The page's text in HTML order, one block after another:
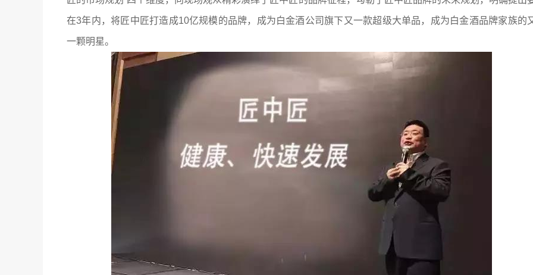
在3年内，将匠中匠打造成10亿规模的品牌，成为白金酒公司旗下又一款超级大单品，成为白金酒品牌家族的
一颗明星。